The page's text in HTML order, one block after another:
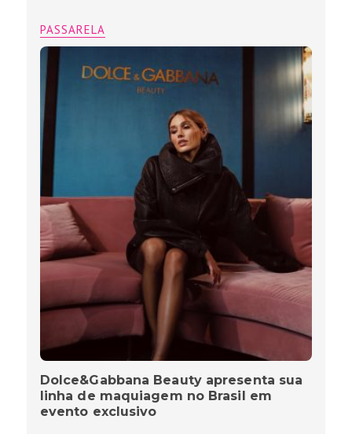
PASSARELA
Dolce&Gabbana Beauty apresenta sua
linha de maquiagem no Brasil em
evento exclusivo